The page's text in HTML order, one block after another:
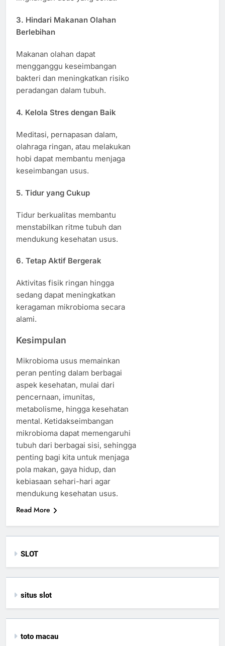
3. Hindari Makanan Olahan
Berlebihan
Makanan olahan dapat
mengganggu keseimbangan
bakteri dan meningkatkan risiko
peradangan dalam tubuh.
4. Kelola Stres dengan Baik
Meditasi, pernapasan dalam,
olahraga ringan, atau melakukan
hobi dapat membantu menjaga
keseimbangan usus.
5. Tidur yang Cukup
Tidur berkualitas membantu
menstabilkan ritme tubuh dan
mendukung kesehatan usus.
6. Tetap Aktif Bergerak
Aktivitas fisik ringan hingga
sedang dapat meningkatkan
keragaman mikrobioma secara
alami.
Kesimpulan
Mikrobioma usus memainkan
peran penting dalam berbagai
aspek kesehatan, mulai dari
pencernaan, imunitas,
metabolisme, hingga kesehatan
mental. Ketidakseimbangan
mikrobioma dapat memengaruhi
tubuh dari berbagai sisi, sehingga
penting bagi kita untuk menjaga
pola makan, gaya hidup, dan
kebiasaan sehari-hari agar
mendukung kesehatan usus.
Read More
SLOT
situs slot
toto macau